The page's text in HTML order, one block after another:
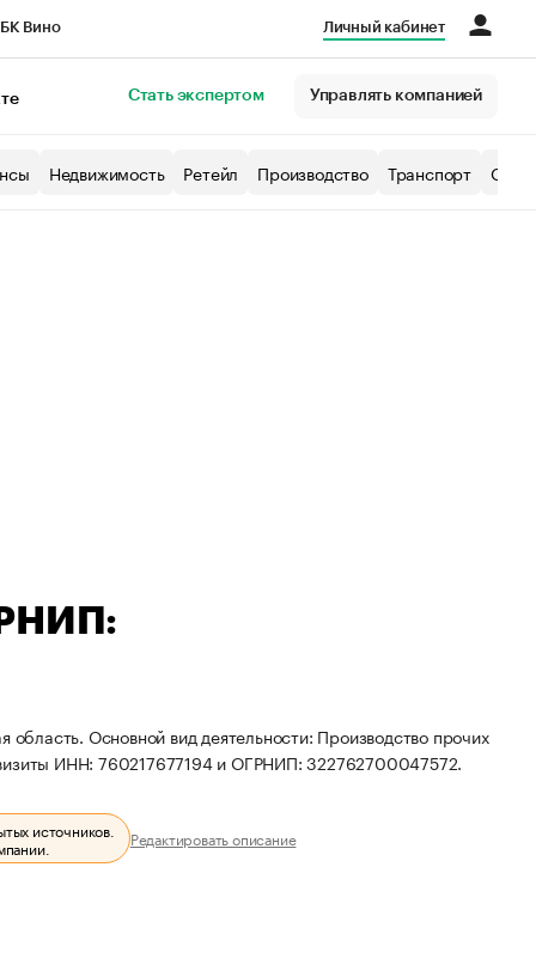
Вино Личный кабинет
Стать экспертом Управлять компанией
Недвижимость Ретейл Производство Транспорт
Основной вид деятельности: Производство прочих
ИНН: 760217677194 и ОГРНИП: 322762700047572.
источников.
Редактировать описание